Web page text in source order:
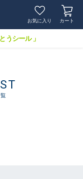
お気に入り カート
うシール 」